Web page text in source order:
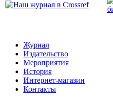
Журнал
Издательство
Мероприятия
История
Интернет-магазин
Контакты